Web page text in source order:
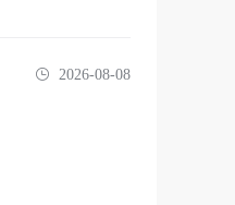
2026-08-08